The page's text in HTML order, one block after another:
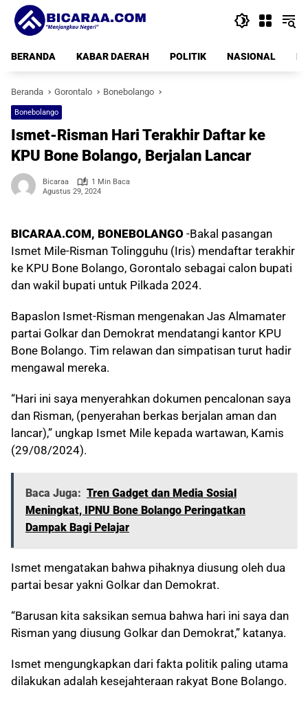
Langsung
konten
BERANDA
KABAR DAERAH POLITIK NASIONAL
Beranda Gorontalo Bonebolango
Bonebolango
Ismet-Risman Hari Terakhir Daftar ke
KPU Bone Bolango, Berjalan Lancar
Bicaraa
1 Min Baca
Agustus 29, 2024
BICARAA.COM, BONEBOLANGO -Bakal pasangan
Ismet Mile-Risman Tolingguhu (Iris) mendaftar terakhir
ke KPU Bone Bolango, Gorontalo sebagai calon bupati
dan wakil bupati untuk Pilkada 2024.
Bapaslon Ismet-Risman mengenakan Jas Almamater
partai Golkar dan Demokrat mendatangi kantor KPU
Bone Bolango. Tim relawan dan simpatisan turut hadir
mengawal mereka.
“Hari ini saya menyerahkan dokumen pencalonan saya
dan Risman, (penyerahan berkas berjalan aman dan
lancar),” ungkap Ismet Mile kepada wartawan, Kamis
(29/08/2024).
Baca Juga: Tren Gadget dan Media Sosial
Meningkat, IPNU Bone Bolango Peringatkan
Dampak Bagi Pelajar
Ismet mengatakan bahwa pihaknya diusung oleh dua
partai besar yakni Golkar dan Demokrat.
“Barusan kita saksikan semua bahwa hari ini saya dan
Risman yang diusung Golkar dan Demokrat,” katanya.
Ismet mengungkapkan dari fakta politik paling utama
dilakukan adalah kesejahteraan rakyat Bone Bolango.